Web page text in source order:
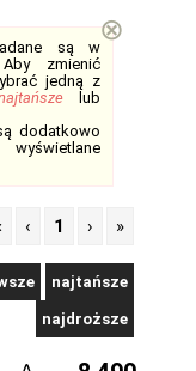
są w
zmienić
jedną z
lub
dodatkowo
⊗
‹ 1 › »
najtańsze
najdroższe